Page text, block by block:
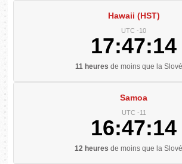
Hawaii (HST)
UTC -10
17:47:15
11 heures de moins que la
Samoa
UTC -11
16:47:15
12 heures de moins que la